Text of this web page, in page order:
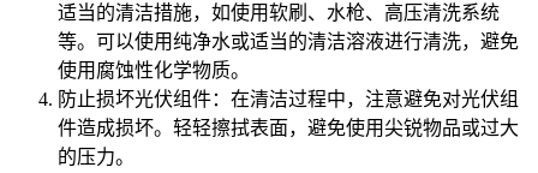
适当的清洁措施，如使用软刷、水枪、高压清洗系统
等。可以使用纯净水或适当的清洁溶液进行清洗，避免
使用腐蚀性化学物质。
防止损坏光伏组件：在清洁过程中，注意避免对光伏组
件造成损坏。轻轻擦拭表面，避免使用尖锐物品或过大
的压力。